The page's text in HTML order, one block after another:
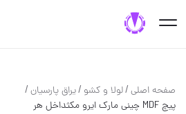
صفحه اصلی/لولا و كشو /یراق پارسیان/
پیچ MDF چینی مارک ایرو مکثداخل هر